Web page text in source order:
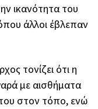
ικανότητα του
άλλοι έβλεπαν
τονίζει ότι η
με αισθήματα
στον τόπο, ενώ